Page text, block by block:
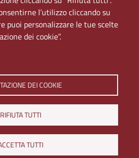
l’utilizzo cliccando su
puoi personalizzare le tue scelte
dei cookie”.
DEI COOKIE
RIFIUTA TUTTI
TUTTI
Palazzo Du Mesnil -
62 - 80121 Napoli
Partita IVA 00297640633 | PEC:
di Napoli n. NA-1112377